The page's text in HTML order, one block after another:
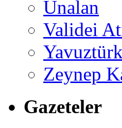
Ünalan
Validei
Yavuztürk
Zeynep
Gazeteler